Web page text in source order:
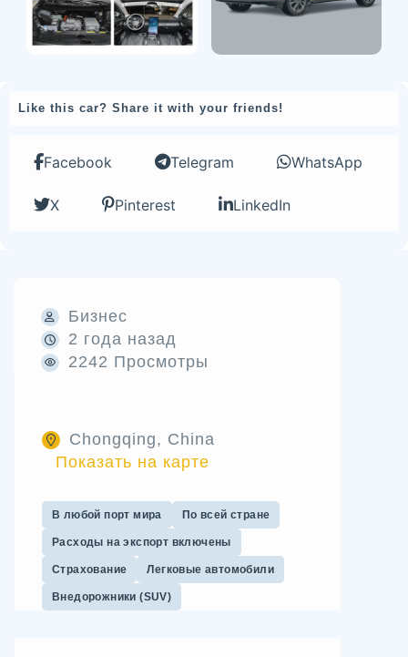
Like this car? Share it with your friends!
Facebook Telegram WhatsApp
X Pinterest LinkedIn
Бизнес
2 года назад
2242 Просмотры
Chongqing, China
Показать на карте
В любой порт мира По всей стране
Расходы на экспорт включены
Страхование Легковые автомобили
Внедорожники (SUV)